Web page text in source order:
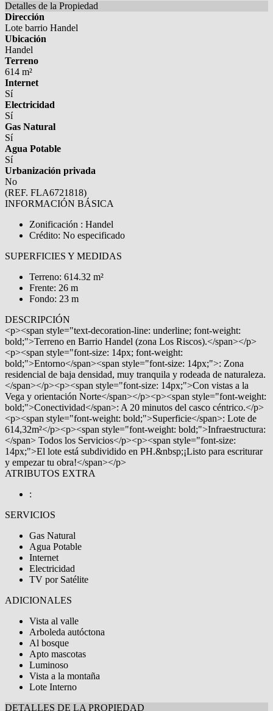
Detalles de la Propiedad
Dirección
Lote barrio Handel
Ubicación
Handel
Terreno
614 m²
Internet
Sí
Electricidad
Sí
Gas Natural
Sí
Agua Potable
Sí
Urbanización privada
No
(REF. FLA6721818)
INFORMACIÓN BÁSICA
Zonificación : Handel
Crédito: No especificado
SUPERFICIES Y MEDIDAS
Terreno: 614.32 m²
Frente: 26 m
Fondo: 23 m
DESCRIPCIÓN
<p><span style="text-decoration-line: underline; font-weight:
bold;">Terreno en Barrio Handel (zona Los Riscos).</span></p>
<p><span style="font-size: 14px; font-weight:
bold;">Entorno</span><span style="font-size: 14px;">: Zona
residencial de baja densidad, muy tranquila y rodeada de naturaleza.
</span></p><p><span style="font-size: 14px;">Con vistas a la
Vega y orientación Norte</span></p><p><span style="font-weight:
bold;">Conectividad</span>: A 20 minutos del casco céntrico.</p>
<p><span style="font-weight: bold;">Superficie</span>: Lote de
614,32m²</p><p><span style="font-weight: bold;">Infraestructura:
</span> Todos los Servicios</p><p><span style="font-size:
14px;">El lote está subdividido en PH.&nbsp;¡Listo para escriturar
y empezar tu obra!</span></p>
ATRIBUTOS EXTRA
:
SERVICIOS
Gas Natural
Agua Potable
Internet
Electricidad
TV por Satélite
ADICIONALES
Vista al valle
Arboleda autóctona
Al bosque
Apto mascotas
Luminoso
Vista a la montaña
Lote Interno
DETALLES DE LA PROPIEDAD